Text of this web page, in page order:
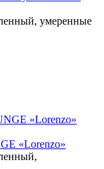
умеренные
«Lorenzo»